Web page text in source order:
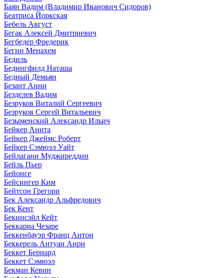
Баян Вадим (Владимир Иванович Сидоров)
Беатриса Йоркская
Бебель Август
Бегак Алексей Дмитриевич
Бегбедер Фредерик
Бегин Менахем
Бедиль
Бедингфилд Наташа
Бедный Демьян
Безант Анни
Безделев Вадим
Безруков Виталий Сергеевич
Безруков Сергей Витальевич
Безыменский Александр Ильич
Бейкер Анита
Бейкер Джеймс Роберт
Бейкер Сэмюэл Уайт
Бейлагани Муджиреддин
Бейль Пьер
Бейонсе
Бейсингер Ким
Бейтсон Грегори
Бек Александр Альфредович
Бек Кент
Бекинсэйл Кейт
Беккариа Чезаре
Беккенбауэр Франц Антон
Беккерель Антуан Анри
Беккет Бернард
Беккет Сэмюэл
Бекман Кевин